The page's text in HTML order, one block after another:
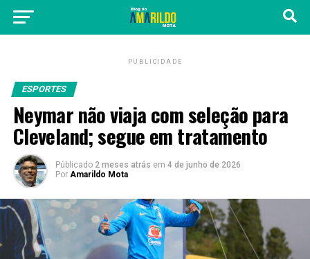
PUBLICIDADE
ESPORTES
Neymar não viaja com seleção para
Cleveland; segue em tratamento
Públicado 2 meses atrás em 4 de junho de 2026
Por Amarildo Mota